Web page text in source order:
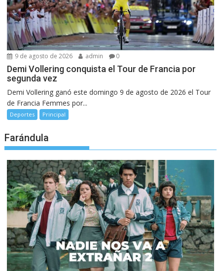
9 de agosto de 2026 admin 0
Demi Vollering conquista el Tour de Francia por
segunda vez
Demi Vollering ganó este domingo 9 de agosto de 2026 el Tour
de Francia Femmes por...
Deportes Principal
Farándula